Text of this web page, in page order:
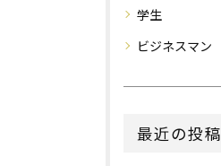
学生
ビジネスマン
最近の投稿